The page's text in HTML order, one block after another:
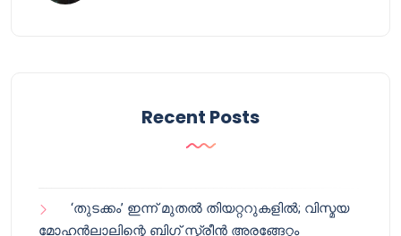
Recent Posts
‘തുടക്കം’ ഇന്ന് മുതൽ തിയറ്ററുകളിൽ; വിസ്മയ
മോഹൻലാലിന്റെ ബിഗ് സ്ക്രീൻ അരങ്ങേറ്റം